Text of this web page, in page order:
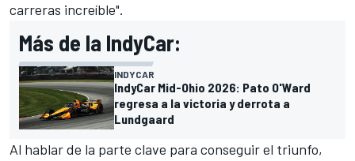
carreras increíble".
Más de la IndyCar:
INDYCAR
IndyCar Mid-Ohio 2026: Pato O'Ward
regresa a la victoria y derrota a
Lundgaard
Al hablar de la parte clave para conseguir el triunfo,